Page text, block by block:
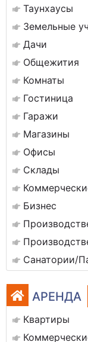
Таунхаусы
Земельные
Дачи
Общежития
Комнаты
Гостиница
Гаражи
Магазины
Офисы
Склады
Бизнес
Санатории/
АРЕНДА
Квартиры